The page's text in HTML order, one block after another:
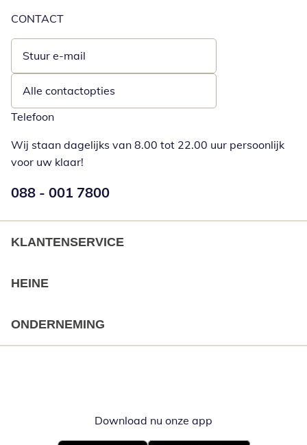
CONTACT
Stuur e-mail
Opent e-mailclient
Alle contactopties
Telefoon
Wij staan dagelijks van 8.00 tot 22.00 uur persoonlijk
voor uw klaar!
Telefoonnummer:
088 - 001 7800
KLANTENSERVICE
HEINE
ONDERNEMING
Download nu onze app